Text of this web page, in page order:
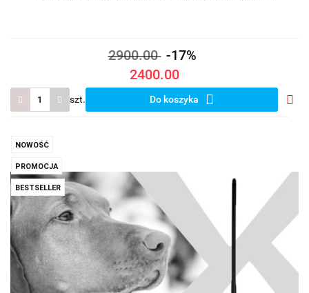
2900.00 -17%
2400.00
szt. Do koszyka
NOWOŚĆ
PROMOCJA
BESTSELLER